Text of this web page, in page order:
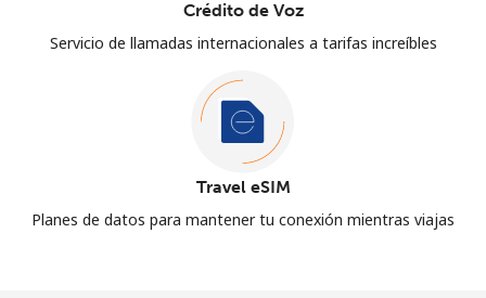
Crédito de Voz
Servicio de llamadas internacionales a tarifas increíbles
Travel eSIM
Planes de datos para mantener tu conexión mientras viajas